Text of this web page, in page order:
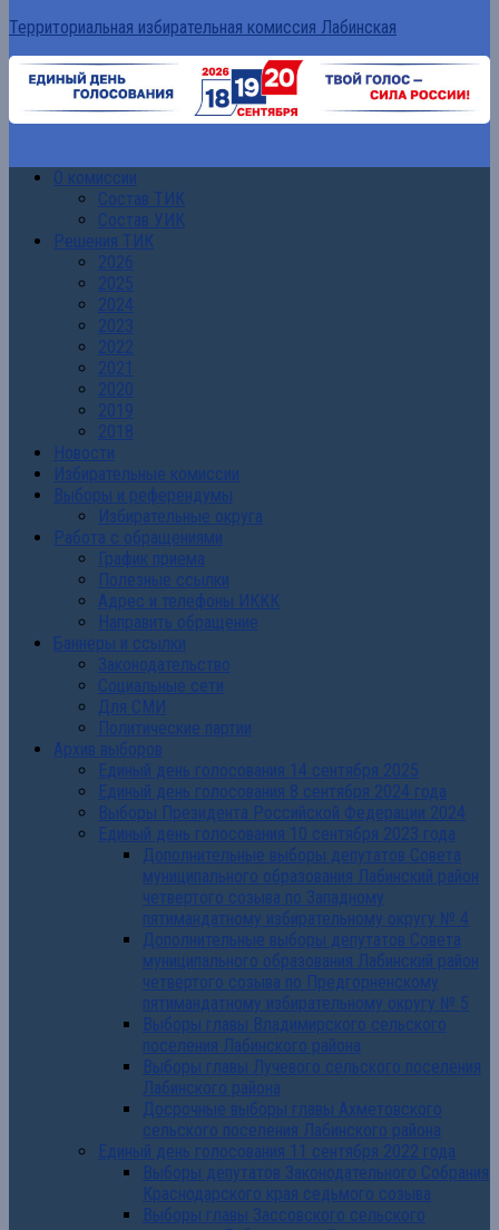
Территориальная избирательная комиссия Лабинская
О комиссии
Состав ТИК
Состав УИК
Решения ТИК
2026
2025
2024
2023
2022
2021
2020
2019
2018
Новости
Избирательные комиссии
Выборы и референдумы
Избирательные округа
Работа с обращениями
График приема
Полезные ссылки
Адрес и телефоны ИККК
Направить обращение
Баннеры и ссылки
Законодательство
Социальные сети
Для СМИ
Политические партии
Архив выборов
Единый день голосования 14 сентября 2025
Единый день голосования 8 сентября 2024 года
Выборы Президента Российской Федерации 2024
Единый день голосования 10 сентября 2023 года
Дополнительные выборы депутатов Совета
муниципального образования Лабинский район
четвертого созыва по Западному
пятимандатному избирательному округу № 4
Дополнительные выборы депутатов Совета
муниципального образования Лабинский район
четвертого созыва по Предгорненскому
пятимандатному избирательному округу № 5
Выборы главы Владимирского сельского
поселения Лабинского района
Выборы главы Лучевого сельского поселения
Лабинского района
Досрочные выборы главы Ахметовского
сельского поселения Лабинского района
Единый день голосования 11 сентября 2022 года
Выборы депутатов Законодательного Собрания
Краснодарского края седьмого созыва
Выборы главы Зассовского сельского